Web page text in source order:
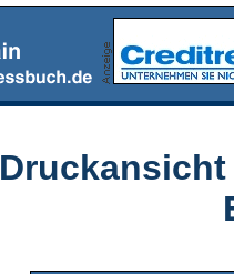
Druckansicht